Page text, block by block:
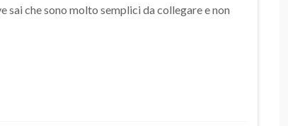
che sono molto semplici da collegare e non